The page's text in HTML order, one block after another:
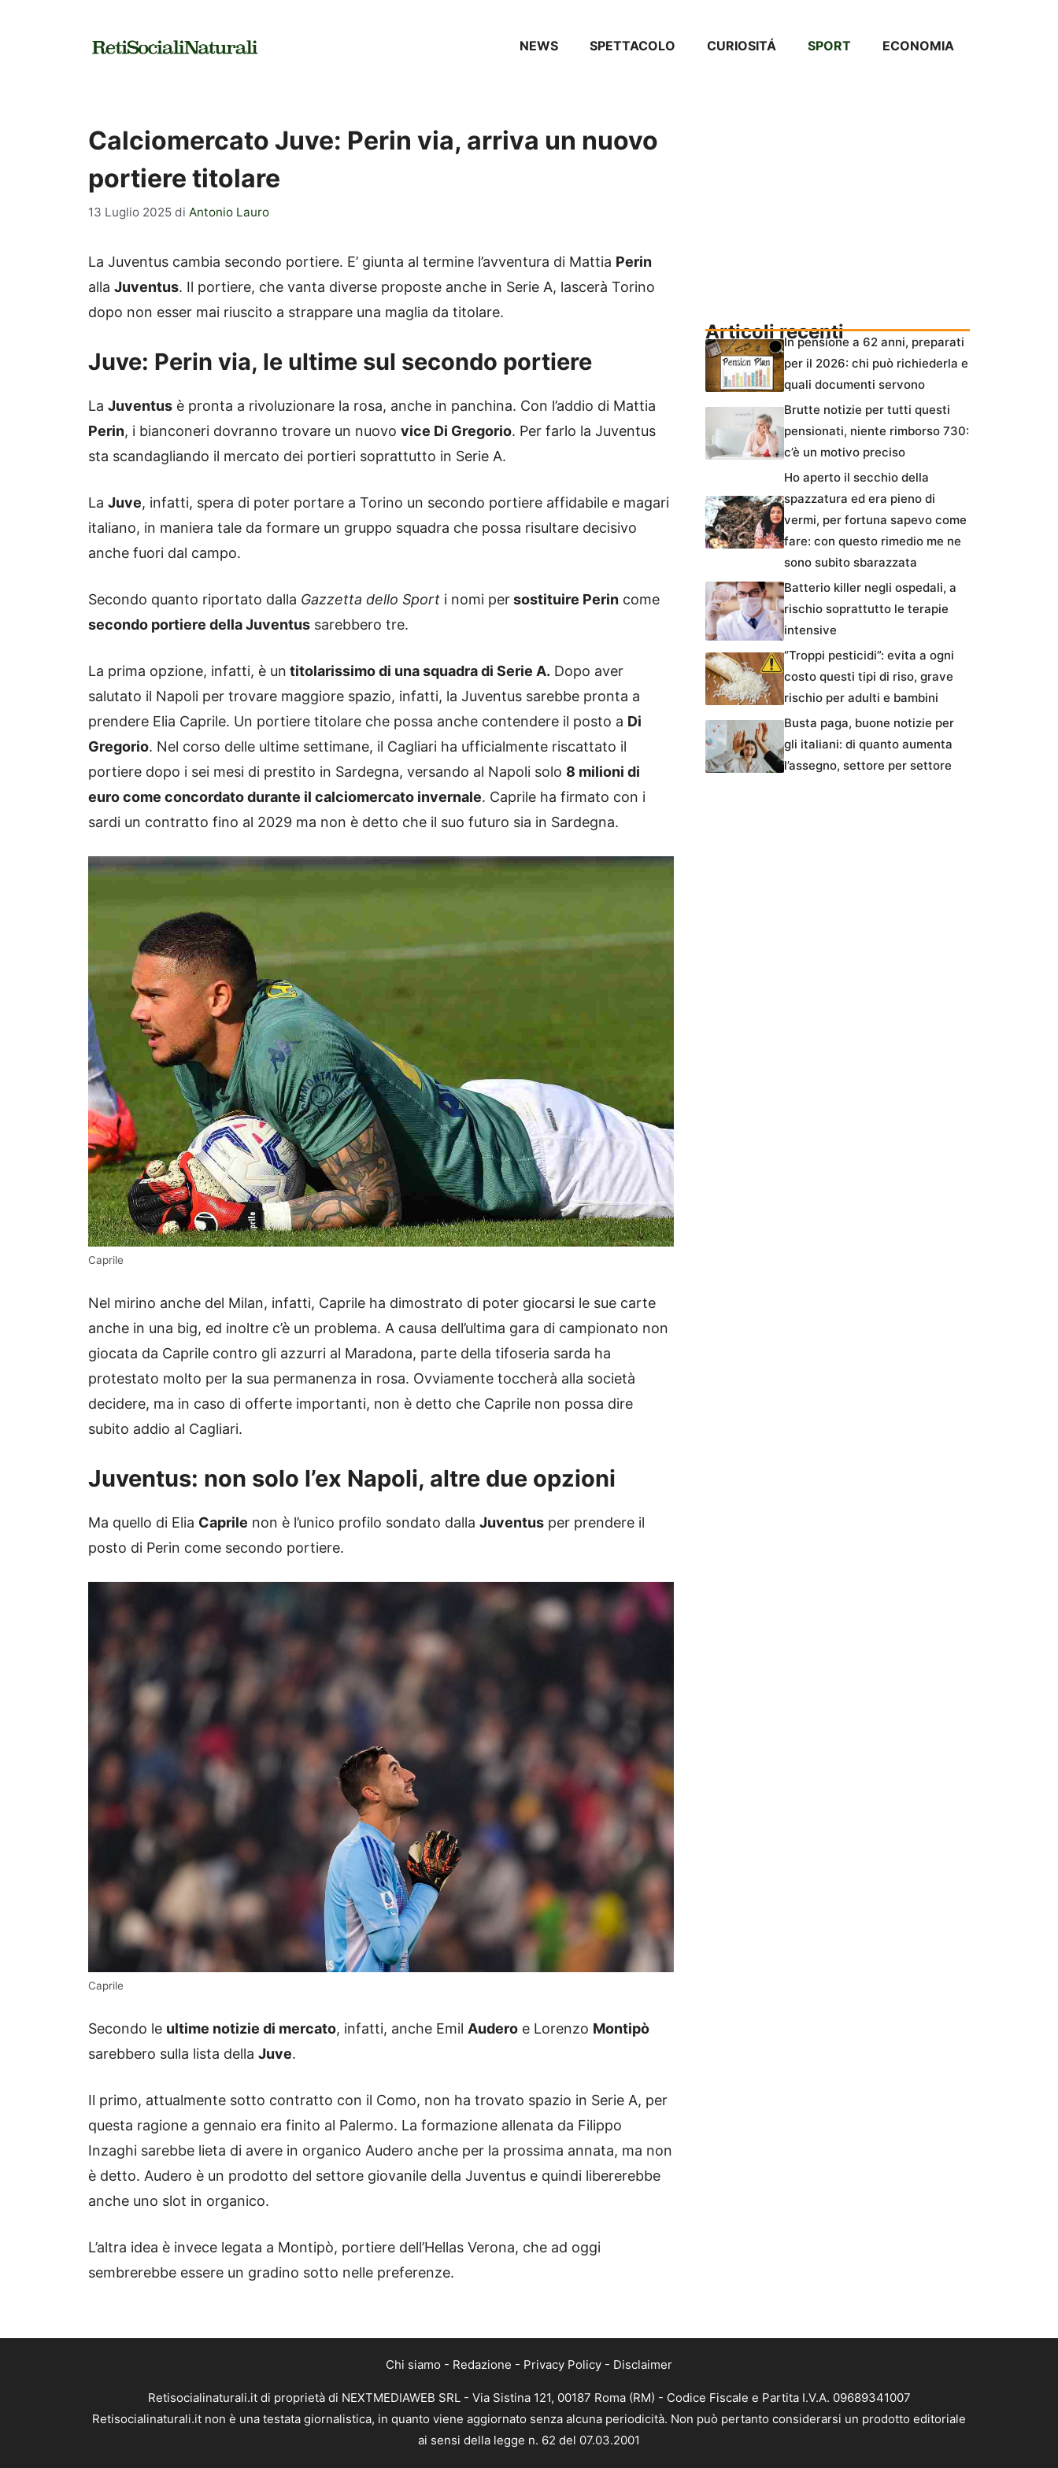
NEWS SPETTACOLO CURIOSITÁ SPORT ECONOMIA
Calciomercato Juve: Perin via, arriva un nuovo
portiere titolare
13 Luglio 2025 di Antonio Lauro
La Juventus cambia secondo portiere. E’ giunta al termine l’avventura di Mattia Perin
alla Juventus. Il portiere, che vanta diverse proposte anche in Serie A, lascerà Torino
dopo non esser mai riuscito a strappare una maglia da titolare.
Juve: Perin via, le ultime sul secondo portiere
La Juventus è pronta a rivoluzionare la rosa, anche in panchina. Con l’addio di Mattia
Perin, i bianconeri dovranno trovare un nuovo vice Di Gregorio. Per farlo la Juventus
sta scandagliando il mercato dei portieri soprattutto in Serie A.
La Juve, infatti, spera di poter portare a Torino un secondo portiere affidabile e magari
italiano, in maniera tale da formare un gruppo squadra che possa risultare decisivo
anche fuori dal campo.
Secondo quanto riportato dalla Gazzetta dello Sport i nomi persostituire Perin come
secondo portiere della Juventus sarebbero tre.
La prima opzione, infatti, è un titolarissimo di una squadra di Serie A. Dopo aver
salutato il Napoli per trovare maggiore spazio, infatti, la Juventus sarebbe pronta a
prendere Elia Caprile. Un portiere titolare che possa anche contendere il posto a Di
Gregorio. Nel corso delle ultime settimane, il Cagliari ha ufficialmente riscattato il
portiere dopo i sei mesi di prestito in Sardegna, versando al Napoli solo 8 milioni di
euro come concordato durante il calciomercato invernale. Caprile ha firmato con i
sardi un contratto fino al 2029 ma non è detto che il suo futuro sia in Sardegna.
Caprile
Nel mirino anche del Milan, infatti, Caprile ha dimostrato di poter giocarsi le sue carte
anche in una big, ed inoltre c’è un problema. A causa dell’ultima gara di campionato non
giocata da Caprile contro gli azzurri al Maradona, parte della tifoseria sarda ha
protestato molto per la sua permanenza in rosa. Ovviamente toccherà alla società
decidere, ma in caso di offerte importanti, non è detto che Caprile non possa dire
subito addio al Cagliari.
Juventus: non solo l’ex Napoli, altre due opzioni
Ma quello di Elia Caprile non è l’unico profilo sondato dalla Juventus per prendere il
posto di Perin come secondo portiere.
Caprile
Secondo le ultime notizie di mercato, infatti, anche Emil Audero e Lorenzo Montipò
sarebbero sulla lista della Juve.
Il primo, attualmente sotto contratto con il Como, non ha trovato spazio in Serie A, per
questa ragione a gennaio era finito al Palermo. La formazione allenata da Filippo
Inzaghi sarebbe lieta di avere in organico Audero anche per la prossima annata, ma non
è detto. Audero è un prodotto del settore giovanile della Juventus e quindi libererebbe
anche uno slot in organico.
L’altra idea è invece legata a Montipò, portiere dell’Hellas Verona, che ad oggi
sembrerebbe essere un gradino sotto nelle preferenze.
Articoli recentiIn pensione a 62 anni, preparati
per il 2026: chi può richiederla e
quali documenti servono
Brutte notizie per tutti questi
pensionati, niente rimborso 730:
c’è un motivo preciso
Ho aperto il secchio della
spazzatura ed era pieno di
vermi, per fortuna sapevo come
fare: con questo rimedio me ne
sono subito sbarazzata
Batterio killer negli ospedali, a
rischio soprattutto le terapie
intensive
“Troppi pesticidi”: evita a ogni
costo questi tipi di riso, grave
rischio per adulti e bambini
Busta paga, buone notizie per
gli italiani: di quanto aumenta
l’assegno, settore per settore
Chi siamo - Redazione - Privacy Policy - Disclaimer
Retisocialinaturali.it di proprietà di NEXTMEDIAWEB SRL - Via Sistina 121, 00187 Roma (RM) - Codice Fiscale e Partita I.V.A. 09689341007
Retisocialinaturali.it non è una testata giornalistica, in quanto viene aggiornato senza alcuna periodicità. Non può pertanto considerarsi un prodotto editoriale
ai sensi della legge n. 62 del 07.03.2001